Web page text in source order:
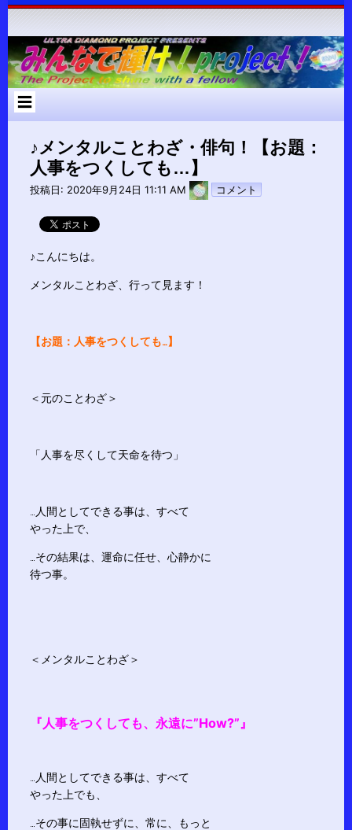
コ
ン
ツ
へ
ス
♪メンタルことわざ・俳句！【お題：
人事をつくしても…】
投稿日: 2020年9月24日 11:11 AM pokari7
コメント
♪こんにちは。
メンタルことわざ、行って見ます！
【お題：人事をつくしても…】
＜元のことわざ＞
「人事を尽くして天命を待つ」
…人間としてできる事は、すべて
やった上で、
…その結果は、運命に任せ、心静かに
待つ事。
＜メンタルことわざ＞
『人事をつくしても、永遠に”How?”』
…人間としてできる事は、すべて
やった上でも、
…その事に固執せずに、常に、もっと